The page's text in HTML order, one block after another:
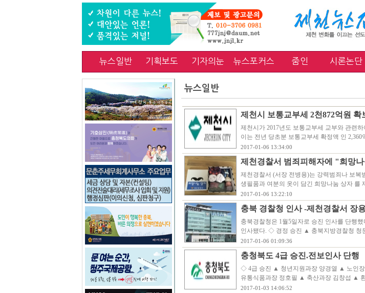
뉴스일반 기획보도 기자의눈 뉴스포커스 줌인 시론논단
뉴스일반
제천시 보통교부세 2천872억원
제천시가 2017년도 보통교부세 교부와 관련
이는 전년 당초분 보통교부세 확정액 인
2017-01-06 13:34:00
제천경찰서 범죄피해자에 "희망
제천경찰서 (서장 전병용)는 강력범죄나 보복
생필품과 여분의 옷이 담긴 희망나눔 상자 를
2017-01-06 13:22:10
충북 경찰청 인사 -제천경찰서 장
충북경찰청은 1월5일자로 승진 인사를 단행
인사됐다. ◇ 경정 승진 ▲ 충북지방경찰청 청
2017-01-06 01:09:36
충청북도 4급 승진.전보인사 단행
◇ 4급 승진 ▲ 청년지원과장 양경열 ▲ 노인
유통식품과장 정호필 ▲ 축산과장 김창섭 ▲
2017-01-03 14:06:52